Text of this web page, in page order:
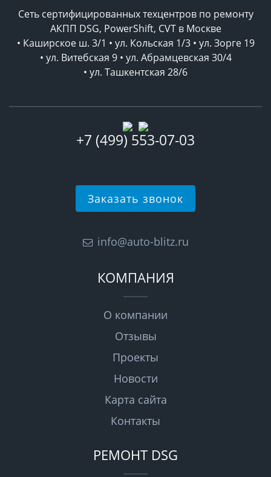
Сеть сертифицированных техцентров по ремонту
АКПП DSG, PowerShift, CVT в Москве
• Каширское ш. 3/1 • ул. Кольская 1/3 • ул. Зорге 19
• ул. Витебская 9 • ул. Абрамцевская 30/4
• ул. Ташкентская 28/6
+7 (499) 553-07-03
Заказать звонок
info@auto-blitz.ru
КОМПАНИЯ
О компании
Отзывы
Проекты
Новости
Карта сайта
Контакты
РЕМОНТ DSG